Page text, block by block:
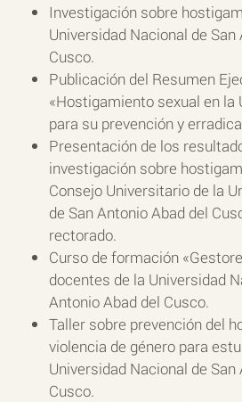
Investigación sobre
Universidad Nacional de San
Cusco.
Publicación del Resumen
«Hostigamiento sexual en la
para su prevención y
Presentación de los
investigación sobre
Consejo Universitario de la
de San Antonio Abad del
rectorado.
Curso de formación
docentes de la Universidad
Antonio Abad del Cusco.
Taller sobre prevención del
violencia de género para
Universidad Nacional de San
Cusco.